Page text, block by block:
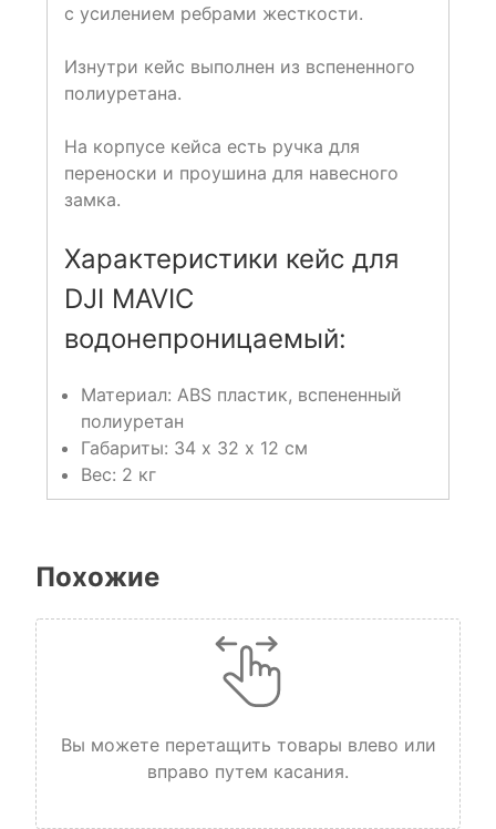
с усилением ребрами жесткости.
Изнутри кейс выполнен из вспененного
полиуретана.
На корпусе кейса есть ручка для
переноски и проушина для навесного
замка.
Характеристики кейс для
DJI MAVIC
водонепроницаемый:
Материал: ABS пластик, вспененный
полиуретан
Габариты: 34 х 32 х 12 см
Вес: 2 кг
Похожие
Вы можете перетащить товары влево или
вправо путем касания.